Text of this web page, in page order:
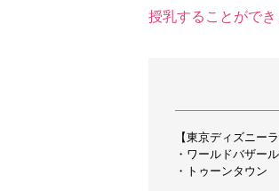
授乳することができ
【東京ディズニーラ
・ワールドバザール
・トゥーンタウン